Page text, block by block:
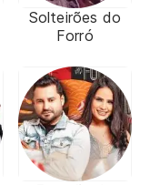
Solteirões do
Forró